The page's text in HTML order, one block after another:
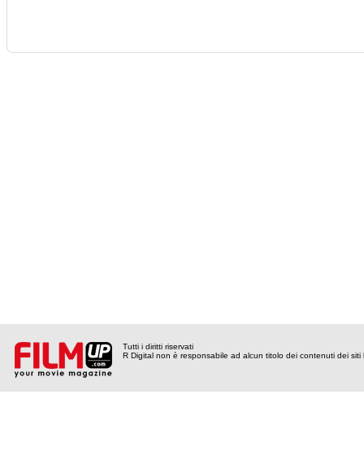
Tutti i diritti riservati
R Digital non è responsabile ad alcun titolo dei contenuti dei siti